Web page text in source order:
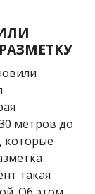
метров до
которые
такая